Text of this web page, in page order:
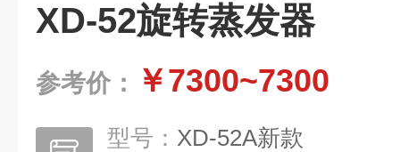
XD-52旋转蒸发器
参考价： ￥7300~7300
型号： XD-52A新款